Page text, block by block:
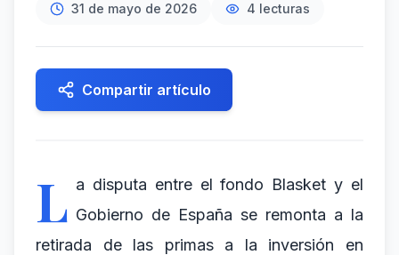
31 de mayo de 2026 4 lecturas
Compartir artículo
L a disputa entre el fondo Blasket y el
Gobierno de España se remonta a la
retirada de las primas a la inversión en